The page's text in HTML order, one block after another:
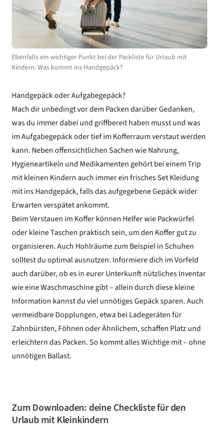
Ebenfalls ein wichtiger Punkt bei der Packliste für Urlaub mit
Kindern: Was kommt ins Handgepäck?
Handgepäck oder Aufgabegepäck?
Mach dir unbedingt vor dem Packen darüber Gedanken,
was du immer dabei und griffbereit haben musst und was
im Aufgabegepäck oder tief im Kofferraum verstaut werden
kann. Neben offensichtlichen Sachen wie Nahrung,
Hygieneartikeln und Medikamenten gehört bei einem Trip
mit kleinen Kindern auch immer ein frisches Set Kleidung
mit ins Handgepäck, falls das aufgegebene Gepäck wider
Erwarten verspätet ankommt.
Beim Verstauen im Koffer können Helfer wie Packwürfel
oder kleine Taschen praktisch sein, um den Koffer gut zu
organisieren. Auch Hohlräume zum Beispiel in Schuhen
solltest du optimal ausnutzen. Informiere dich im Vorfeld
auch darüber, ob es in eurer Unterkunft nützliches Inventar
wie eine Waschmaschine gibt – allein durch diese kleine
Information kannst du viel unnötiges Gepäck sparen. Auch
vermeidbare Dopplungen, etwa bei Ladegeräten für
Zahnbürsten, Föhnen oder Ähnlichem, schaffen Platz und
erleichtern das Packen. So kommt alles Wichtige mit – ohne
unnötigen Ballast.
Zum Downloaden: deine Checkliste für den
Urlaub mit Kleinkindern